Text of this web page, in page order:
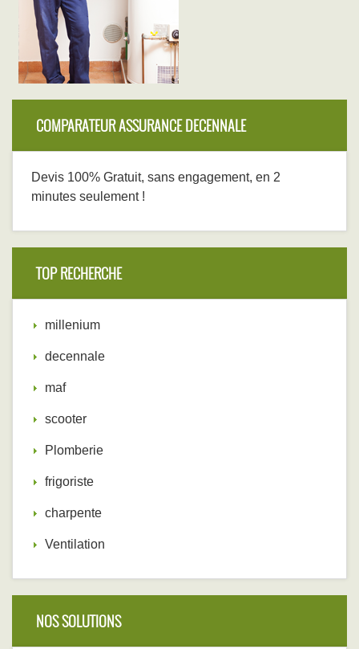
COMPARATEUR ASSURANCE DECENNALE
Devis 100% Gratuit, sans engagement, en 2
minutes seulement !
TOP RECHERCHE
millenium
decennale
maf
scooter
Plomberie
frigoriste
charpente
Ventilation
NOS SOLUTIONS